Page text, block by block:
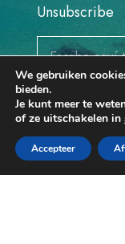
Unsubscribe
He leído y
We gebruiken
bieden.
Je kunt meer te
of ze uitschakelen in
Accepteer